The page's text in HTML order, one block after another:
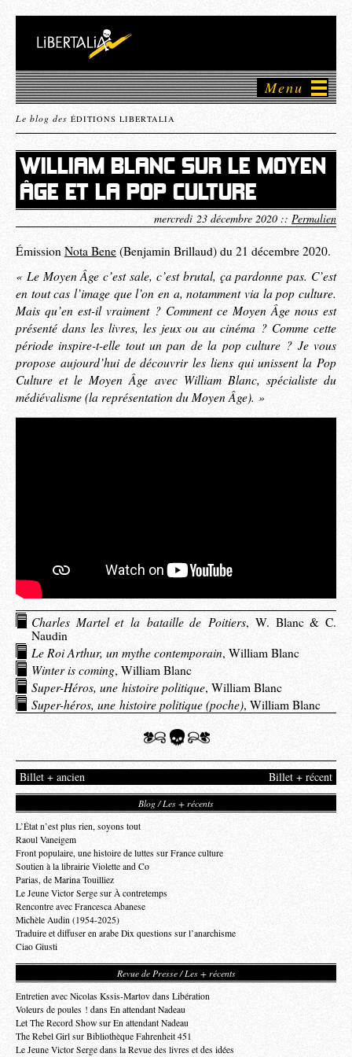
Menu
Le blog des ÉDITIONS LIBERTALIA
WILLIAM BLANC SUR LE MOYEN
ÂGE ET LA POP CULTURE
mercredi 23 décembre 2020 :: Permalien
ÉmissionNota Bene (Benjamin Brillaud) du 21 décembre 2020.
« Le Moyen Âge c’est sale, c’est brutal, ça pardonne pas. C’est
en tout cas l’image que l’on en a, notamment via la pop culture.
Mais qu’en est-il vraiment ? Comment ce Moyen Âge nous est
présenté dans les livres, les jeux ou au cinéma ? Comme cette
période inspire-t-elle tout un pan de la pop culture ? Je vous
propose aujourd’hui de découvrir les liens qui unissent la Pop
Culture et le Moyen Âge avec William Blanc, spécialiste du
médiévalisme (la représentation du Moyen Âge). »
Charles Martel et la bataille de Poitiers, W. Blanc & C.
Naudin
Le Roi Arthur, un mythe contemporain, William Blanc
Winter is coming, William Blanc
Super-Héros, une histoire politique, William Blanc
Super-héros, une histoire politique (poche), William Blanc
Billet + récent
Billet + ancien
Blog / Les + récents
L’État n’est plus rien, soyons tout
Raoul Vaneigem
Front populaire, une histoire de luttes sur France culture
Soutien à la librairie Violette and Co
Parias, de Marina Touilliez
Le Jeune Victor Serge sur À contretemps
Rencontre avec Francesca Abanese
Michèle Audin (1954-2025)
Traduire et diffuser en arabe Dix questions sur l’anarchisme
Ciao Giusti
Revue de Presse / Les + récents
Entretien avec Nicolas Kssis-Martov dans Libération
Voleurs de poules ! dans En attendant Nadeau
Let The Record Show sur En attendant Nadeau
The Rebel Girl sur Bibliothèque Fahrenheit 451
Le Jeune Victor Serge dans la Revue des livres et des idées